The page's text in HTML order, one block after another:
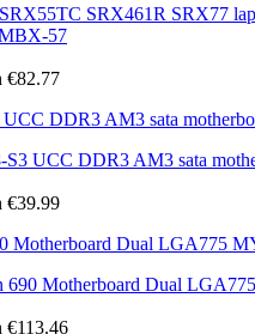
SRX461R SRX77
57
€82.77
UCC DDR3 AM3 sata
€39.99
690 Motherboard Dual
€113.46